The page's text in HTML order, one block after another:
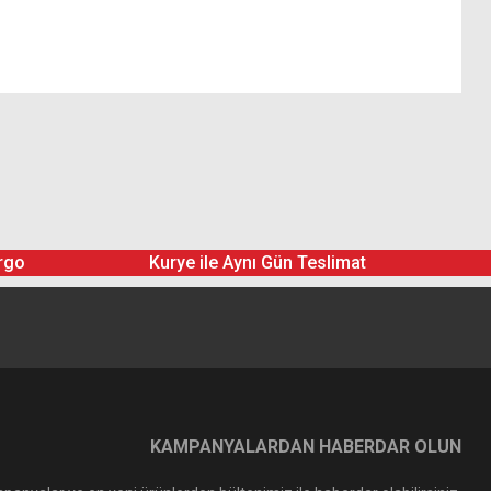
Kurye ile Aynı Gün Teslimat
KAMPANYALARDAN HABERDAR OLUN